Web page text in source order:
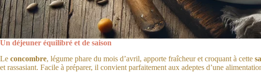
Un déjeuner équilibré et de saison
Le concombre, légume phare du mois d’avril, apporte fraîcheur et croquant à cette
et rassasiant. Facile à préparer, il convient parfaitement aux adeptes d’une